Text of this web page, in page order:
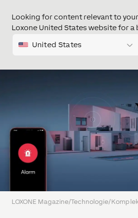
Looking for content relevant to
Loxone United States website for a
United States
LOXONE Magazine/Technologie/